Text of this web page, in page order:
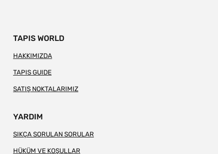
TAPIS WORLD
HAKKIMIZDA
TAPIS GUIDE
SATIŞ NOKTALARIMIZ
YARDIM
SIKÇA SORULAN SORULAR
HÜKÜM VE KOŞULLAR